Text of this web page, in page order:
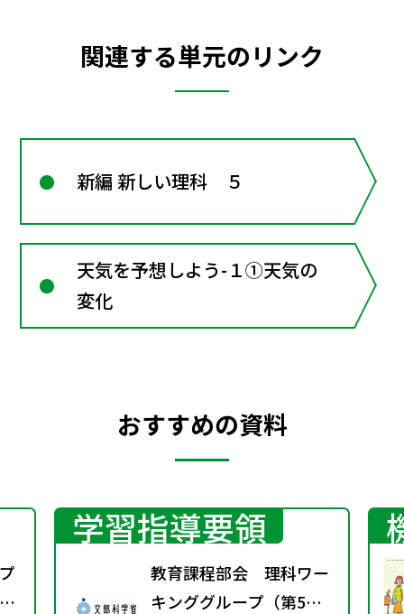
関連する単元のリンク
新編 新しい理科 ５
天気を予想しよう-１①天気の
変化
おすすめの資料
学習指導要領
教育課程部会 理科ワー
キンググループ（第5